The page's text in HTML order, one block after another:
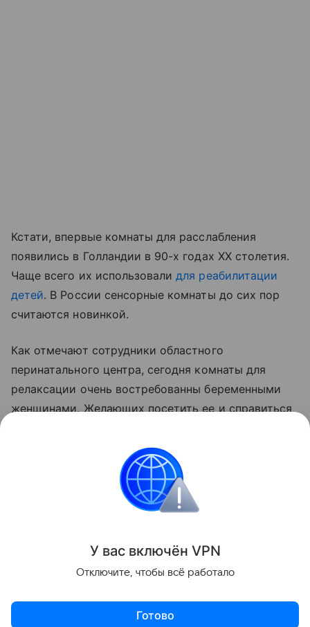
Кстати, впервые комнаты для расслабления
появились в Голландии в 90-х годах XX столетия.
Чаще всего их использовалидля реабилитации
детей. В России сенсорные комнаты до сих пор
считаются новинкой.
Как отмечают сотрудники областного
перинатального центра, сегодня комнаты для
релаксации очень востребованны беременными
женщинами. Желающих посетить ее и справиться
становится все больше. А если
без лишней нервотрепки, то и малыш
родится спокойным и здоровым.
Поделиться
У вас включён VPN
Отключите, чтобы всё работало
Готово